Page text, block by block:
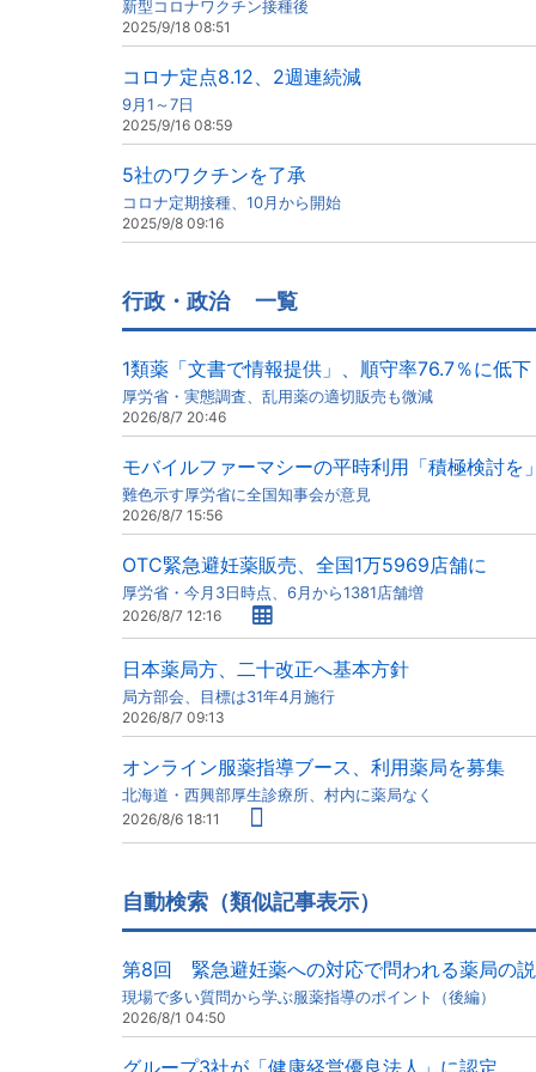
新型コロナワクチン接種後
2025/9/18 08:51
コロナ定点8.12、2週連続減
9月1～7日
2025/9/16 08:59
5社のワクチンを了承
コロナ定期接種、10月から開始
2025/9/8 09:16
行政・政治 一覧
1類薬「文書で情報提供」、順守率76.7％に低下
厚労省・実態調査、乱用薬の適切販売も微減
2026/8/7 20:46
モバイルファーマシーの平時利用「積極検討を
難色示す厚労省に全国知事会が意見
2026/8/7 15:56
OTC緊急避妊薬販売、全国1万5969店舗に
厚労省・今月3日時点、6月から1381店舗増
2026/8/7 12:16
日本薬局方、二十改正へ基本方針
局方部会、目標は31年4月施行
2026/8/7 09:13
オンライン服薬指導ブース、利用薬局を募集
北海道・西興部厚生診療所、村内に薬局なく
2026/8/6 18:11
自動検索（類似記事表示）
第8回 緊急避妊薬への対応で問われる薬局の
現場で多い質問から学ぶ服薬指導のポイント（後編）
2026/8/1 04:50